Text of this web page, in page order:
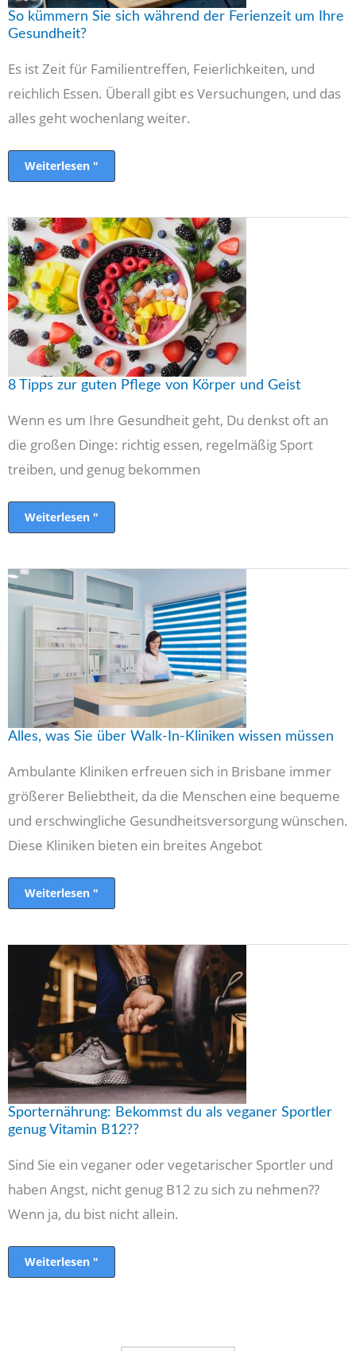
So kümmern Sie sich während der Ferienzeit um Ihre
Gesundheit?
Es ist Zeit für Familientreffen, Feierlichkeiten, und
reichlich Essen. Überall gibt es Versuchungen, und das
alles geht wochenlang weiter.
Weiterlesen "
8 Tipps zur guten Pflege von Körper und Geist
Wenn es um Ihre Gesundheit geht, Du denkst oft an
die großen Dinge: richtig essen, regelmäßig Sport
treiben, und genug bekommen
8
Tipps
zur
guten
Pflege
von
Körper
und
Geist
Weiterlesen "
Alles, was Sie über Walk-In-Kliniken wissen müssen
Ambulante Kliniken erfreuen sich in Brisbane immer
größerer Beliebtheit, da die Menschen eine bequeme
und erschwingliche Gesundheitsversorgung wünschen.
Diese Kliniken bieten ein breites Angebot
Alles,
was
Sie
über
In-
Kliniken
wissen
müssen
Weiterlesen "
Sporternährung: Bekommst du als veganer Sportler
genug Vitamin B12??
Sind Sie ein veganer oder vegetarischer Sportler und
haben Angst, nicht genug B12 zu sich zu nehmen??
Wenn ja, du bist nicht allein.
Sporternährung:
Bekommst
veganer
Sportler
genug
Vitamin
B12??
Weiterlesen "